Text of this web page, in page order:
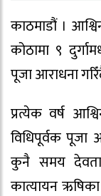
काठमाडौं ।
कोठामा ९
पूजा आराधना
प्रत्येक वर्ष
विधिपूर्वक पूजा
कुनै समय
कात्यायन